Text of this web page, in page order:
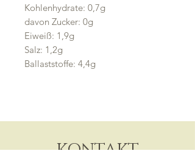
Kohlenhydrate: 0,7g
davon Zucker: 0g
Eiweiß: 1,9g
Salz: 1,2g
Ballaststoffe: 4,4g
KONTAKT